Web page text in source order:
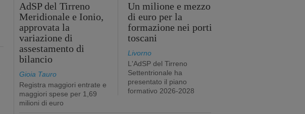
AdSP del Tirreno
Meridionale e Ionio,
approvata la
variazione di
assestamento di
bilancio
Gioia Tauro
Registra maggiori entrate e
maggiori spese per 1,69
milioni di euro
Un milione e mezzo
di euro per la
formazione nei porti
toscani
Livorno
L'AdSP del Tirreno
Settentrionale ha
presentato il piano
formativo 2026-2028